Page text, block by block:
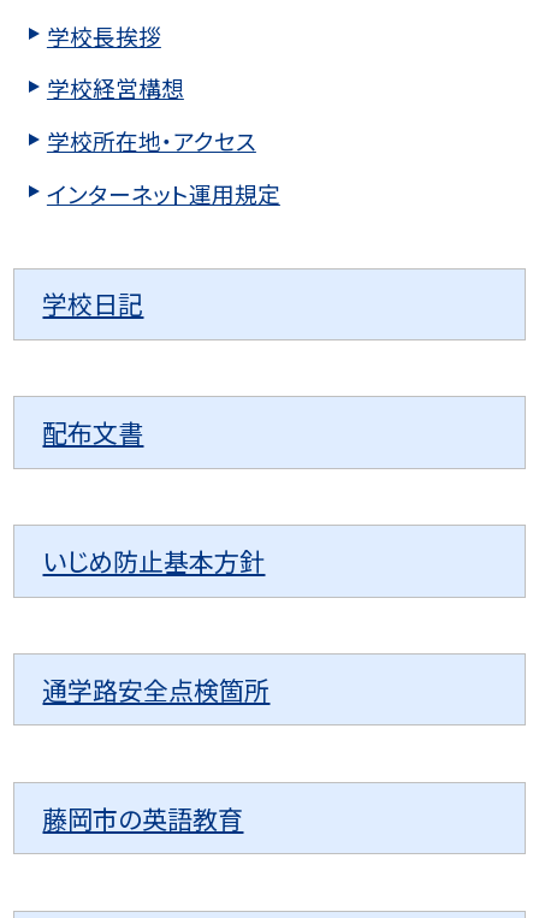
学校長挨拶
学校経営構想
学校所在地・アクセス
インターネット運用規定
学校日記
配布文書
いじめ防止基本方針
通学路安全点検箇所
藤岡市の英語教育